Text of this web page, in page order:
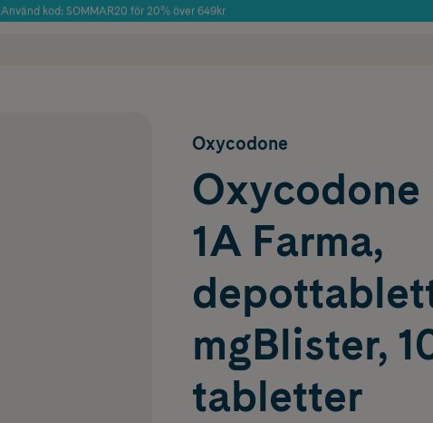
Använd kod: SOMMAR20 för 20% över 649kr
Oxycodone
Oxycodone
1A Farma,
mgBlister,
tabletter